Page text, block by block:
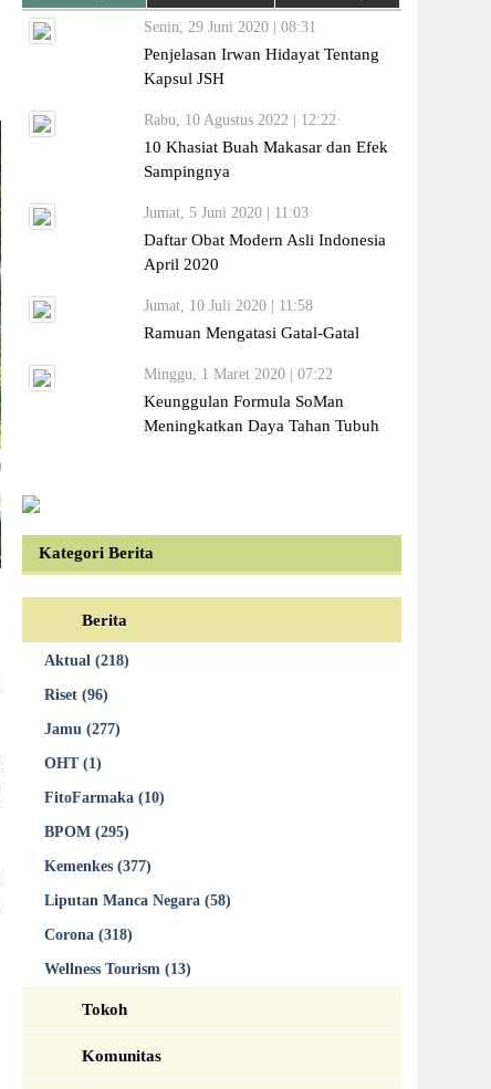
Senin, 29 Juni 2020 | 08:31
Penjelasan Irwan Hidayat Tentang
Kapsul JSH
Rabu, 10 Agustus 2022 | 12:22
10 Khasiat Buah Makasar dan Efek
Sampingnya
Jumat, 5 Juni 2020 | 11:03
Daftar Obat Modern Asli Indonesia
April 2020
Jumat, 10 Juli 2020 | 11:58
Ramuan Mengatasi Gatal-Gatal
Minggu, 1 Maret 2020 | 07:22
Keunggulan Formula SoMan
Meningkatkan Daya Tahan Tubuh
Kategori Berita
Berita
Aktual (218)
Riset (96)
Jamu (277)
OHT (1)
FitoFarmaka (10)
BPOM (295)
Kemenkes (377)
Liputan Manca Negara (58)
Corona (318)
Wellness Tourism (13)
Tokoh
Komunitas